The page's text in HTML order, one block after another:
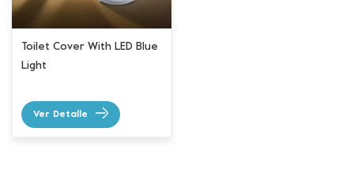
Toilet Cover With LED Blue
Light
Ver Detalle